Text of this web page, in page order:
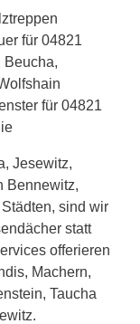
für 04821
Beucha,
für 04821
Jesewitz,
Bennewitz,
sind wir
statt
offerieren
Machern,
Taucha